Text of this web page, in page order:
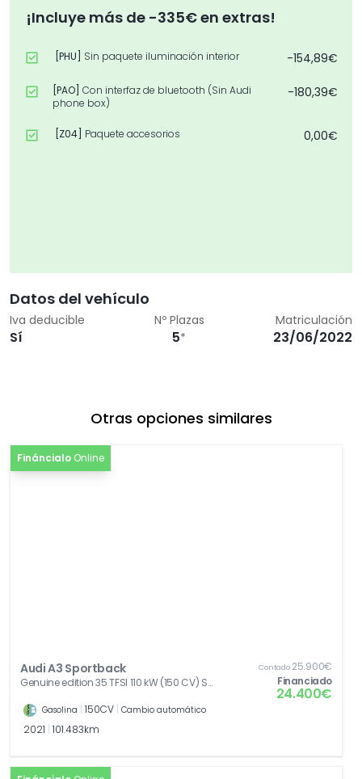
¡Incluye más de -335€ en extras!
[PHU] Sin paquete iluminación interior -154,89€
[PAO] Con interfaz de bluetooth (Sin Audi
phone box)
-180,39€
[Z04] Paquete accesorios 0,00€
Datos del vehículo
Iva deducible
Sí
Nº Plazas
5*
Matriculación
23/06/2022
Otras opciones similares
Fináncialo Online
Audi A3 Sportback
Genuine edition 35 TFSI 110 kW (150 CV) S
Contado25.900€
Financiado
24.400€
Gasolina 150CV Cambio automático
2021 101.483km